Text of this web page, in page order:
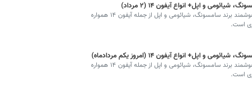
و اپل+ انواع آیفون ۱۴ (۲ مرداد)
قیمت جدیدترین گوشی‌های هوشمند برند سامسونگ، شیائومی و اپل از جمله آیفون ۱۴ همواره
است.
و اپل+ انواع آیفون ۱۴ (امروز یکم مردادماه)
قیمت جدیدترین گوشی‌های هوشمند برند سامسونگ، شیائومی و اپل از جمله آیفون ۱۴ همواره
است.